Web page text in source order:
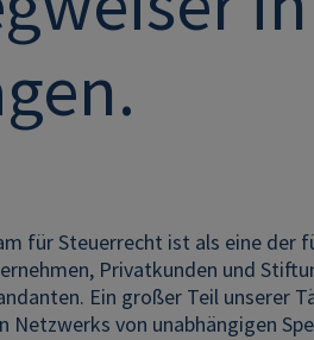
für Steuerrecht ist als eine der
Privatkunden und
Ein großer Teil unserer
Netzwerks von unabhängigen